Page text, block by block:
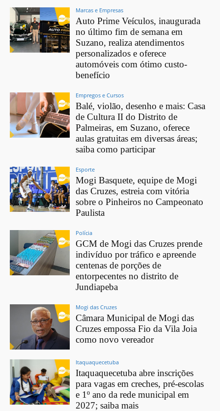
Marcas e Empresas
Auto Prime Veículos, inaugurada
no último fim de semana em
Suzano, realiza atendimentos
personalizados e oferece
automóveis com ótimo custo-
benefício
Empregos e Cursos
Balé, violão, desenho e mais: Casa
de Cultura II do Distrito de
Palmeiras, em Suzano, oferece
aulas gratuitas em diversas áreas;
saiba como participar
Esporte
Mogi Basquete, equipe de Mogi
das Cruzes, estreia com vitória
sobre o Pinheiros no Campeonato
Paulista
Polícia
GCM de Mogi das Cruzes prende
indivíduo por tráfico e apreende
centenas de porções de
entorpecentes no distrito de
Jundiapeba
Mogi das Cruzes
Câmara Municipal de Mogi das
Cruzes empossa Fio da Vila Joia
como novo vereador
Itaquaquecetuba
Itaquaquecetuba abre inscrições
para vagas em creches, pré-escolas
e 1º ano da rede municipal em
2027; saiba mais